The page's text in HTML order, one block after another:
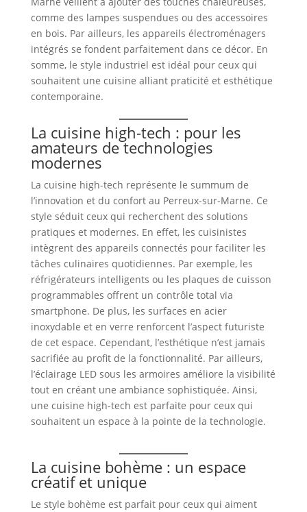
comme des lampes suspendues ou des accessoires
en bois. Par ailleurs, les appareils électroménagers
intégrés se fondent parfaitement dans ce décor. En
somme, le style industriel est idéal pour ceux qui
souhaitent une cuisine alliant praticité et esthétique
contemporaine.
La cuisine high-tech : pour les
amateurs de technologies
modernes
La cuisine high-tech représente le summum de
l’innovation et du confort au Perreux-sur-Marne. Ce
style séduit ceux qui recherchent des solutions
pratiques et modernes. En effet, les cuisinistes
intègrent des appareils connectés pour faciliter les
tâches culinaires quotidiennes. Par exemple, les
réfrigérateurs intelligents ou les plaques de cuisson
programmables offrent un contrôle total via
smartphone. De plus, les surfaces en acier
inoxydable et en verre renforcent l’aspect futuriste
de cet espace. Cependant, l’esthétique n’est jamais
sacrifiée au profit de la fonctionnalité. Par ailleurs,
l’éclairage LED sous les armoires améliore la visibilité
tout en créant une ambiance sophistiquée. Ainsi,
une cuisine high-tech est parfaite pour ceux qui
souhaitent un espace à la pointe de la technologie.
La cuisine bohème : un espace
créatif et unique
Le style bohème est parfait pour ceux qui aiment